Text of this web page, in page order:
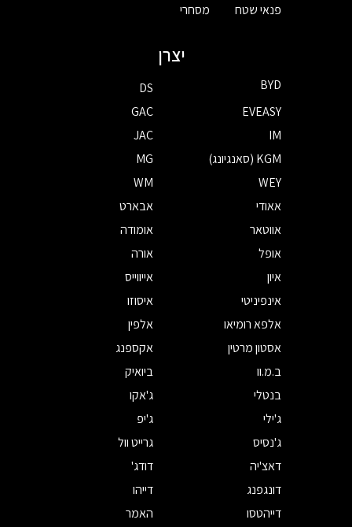
פנאי שטח
מסחרי
יצרן
BYD
DS
EVEASY
GAC
IM
JAC
KGM (סאנגיונג)
MG
WEY
WM
אאודי
אבארט
אווטאר
אומודה
אופל
אורה
איון
אייווייס
אינפיניטי
איסוזו
אלפא רומיאו
אלפין
אסטון מרטין
אקספנג
ב.מ.וו
ביואיק
בנטלי
ג'אקו
ג'ילי
ג'יפ
ג'נסיס
גרייט וול
דאצ'יה
דודג'
דונגפנג
דייהו
דייהטסו
האמר